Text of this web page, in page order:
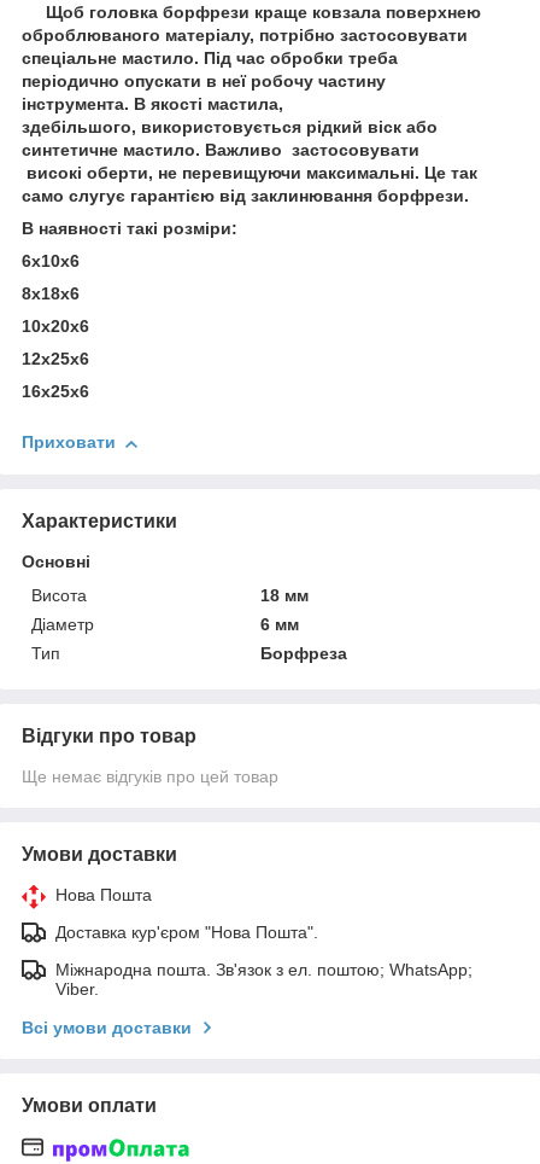
Щоб головка борфрези краще ковзала поверхнею
оброблюваного матеріалу, потрібно застосовувати
спеціальне мастило. Під час обробки треба
періодично опускати в неї робочу частину
інструмента. В якості мастила,
здебільшого, використовується рідкий віск або
синтетичне мастило. Важливо застосовувати
високі оберти, не перевищуючи максимальні. Це так
само слугує гарантією від заклинювання борфрези.
В наявності такі розміри:
6х10х6
8х18х6
10х20х6
12х25х6
16х25х6
Приховати
Характеристики
Основні
Висота
18 мм
Діаметр
6 мм
Тип
Борфреза
Відгуки про товар
Ще немає відгуків про цей товар
Умови доставки
Нова Пошта
Доставка кур'єром "Нова Пошта".
Міжнародна пошта. Зв'язок з ел. поштою; WhatsApp;
Viber.
Всі умови доставки
Умови оплати